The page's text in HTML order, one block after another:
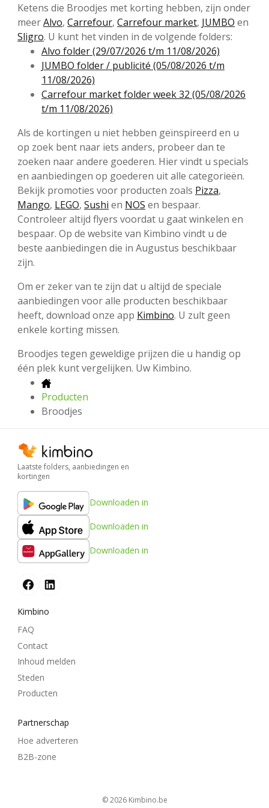
Ketens die Broodjes met korting hebben, zijn onder
meerAlvo, Carrefour, Carrefour market, JUMBO en
Sligro. U kunt het vinden in de volgende folders:
Alvo folder (29/07/2026 t/m 11/08/2026)
JUMBO folder / publicité (05/08/2026 t/m
11/08/2026)
Carrefour market folder week 32 (05/08/2026
t/m 11/08/2026)
Als de kortingen u niet hebben geïnspireerd en u
op zoek bent naar iets anders, probeer dan te
zoeken naar andere goederen. Hier vindt u specials
en aanbiedingen op goederen uit alle categorieën.
Bekijk promoties voor producten zoals Pizza,
Mango, LEGO, Sushi en NOS en bespaar.
Controleer altijd flyers voordat u gaat winkelen en
bespaar. Op de website van Kimbino vindt u de
beste aanbiedingen die in Augustus beschikbaar
zijn.
Om er zeker van te zijn dat u altijd de speciale
aanbiedingen voor alle producten beschikbaar
heeft, download onze app Kimbino. U zult geen
enkele korting missen.
Broodjes tegen geweldige prijzen die u handig op
één plek kunt vergelijken. Uw Kimbino.
Producten
Broodjes
Laatste folders, aanbiedingen en
kortingen
Downloaden in
Downloaden in
Downloaden in
Kimbino
FAQ
Contact
Inhoud melden
Steden
Producten
Partnerschap
Hoe adverteren
B2B-zone
© 2026 kimbino.be